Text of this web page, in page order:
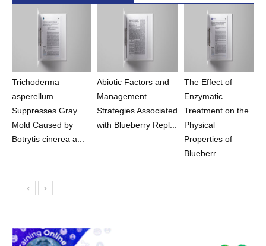
Trichoderma
asperellum
Suppresses Gray
Mold Caused by
Botrytis cinerea a...
Abiotic Factors and
Management
Strategies Associated
with Blueberry Repl...
The Effect of
Enzymatic
Treatment on the
Physical
Properties of
Blueberr...